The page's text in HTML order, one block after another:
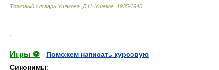
Толковый словарь Ушакова Д.Н. Ушаков. 1935-1940
Игры ⚽
Поможем написать курсовую
Синонимы: